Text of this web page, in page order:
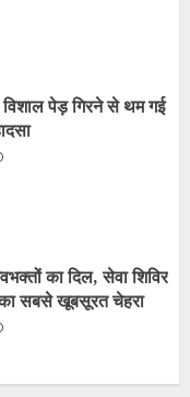
पेड़ गिरने से थम गई
का दिल, सेवा शिविर
का सबसे खूबसूरत चेहरा